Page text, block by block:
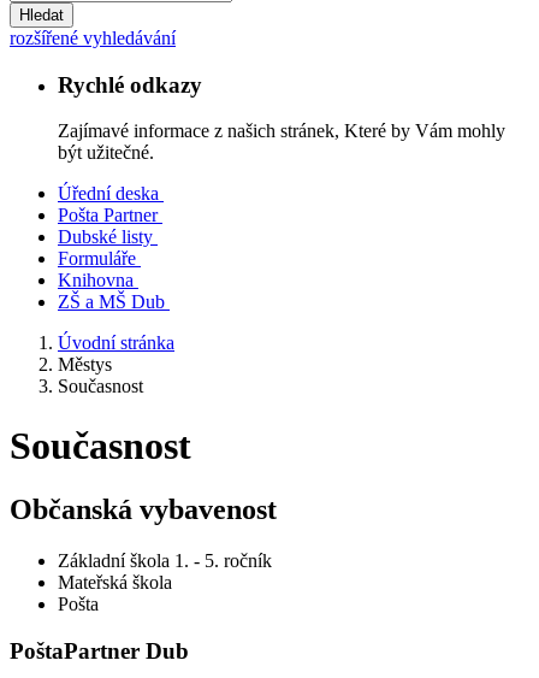
Hledat
rozšířené vyhledávání
Rychlé odkazy
Zajímavé informace z našich stránek, Které by Vám mohly
být užitečné.
Úřední deska
Pošta Partner
Dubské listy
Formuláře
Knihovna
ZŠ a MŠ Dub
Úvodní stránka
Městys
Současnost
Současnost
Občanská vybavenost
Základní škola 1. - 5. ročník
Mateřská škola
Pošta
PoštaPartner Dub